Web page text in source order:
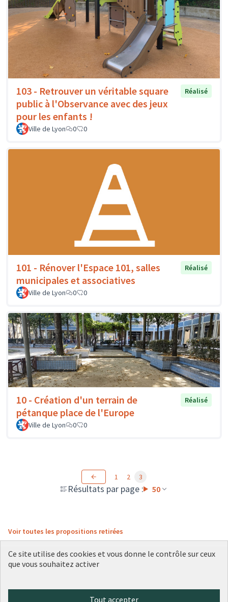
103 - Retrouver un véritable square
public à l'Observance avec des jeux
pour les enfants !
Réalisé
Ville de Lyon 0 0
101 - Rénover l'Espace 101, salles
municipales et associatives
Réalisé
Ville de Lyon 0 0
10 - Création d'un terrain de
pétanque place de l'Europe
Réalisé
Ville de Lyon 0 0
Résultats par page : 50
1 2 3
Voir toutes les propositions retirées
Ce site utilise des cookies et vous donne le contrôle sur ceux
que vous souhaitez activer
Tout accepter